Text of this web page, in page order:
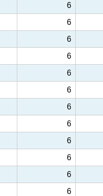
6
6
6
6
6
6
6
6
6
6
6
6